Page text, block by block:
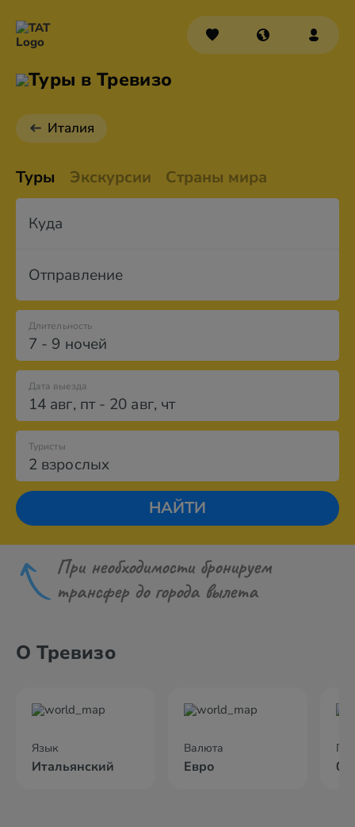
Туры в Тревизо
Италия
Туры Экскурсии Страны мира
Куда
Отправление
7 - 9 ночей
Длительность
Дата выезда
14 авг, пт- 20 авг, чт
2 взрослых
Туристы
НАЙТИ
При необходимости бронируем
трансфер до города вылета
О Тревизо
Язык
Итальянский
Валюта
Евро